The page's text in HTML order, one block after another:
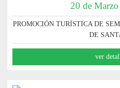
20 de
PROMOCIÓN TURÍSTICA DE
DE
ver